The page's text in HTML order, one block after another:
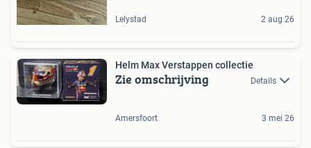
Lelystad 2 aug 26
Helm Max Verstappen collectie
Zie omschrijving Details
Amersfoort 3 mei 26